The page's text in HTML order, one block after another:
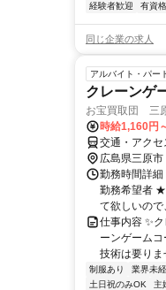
経験者歓迎
有資
同じ企業の求人
アルバイト・パー
クレーンゲ
お宝買取団 三
時給1,160円
交通・アク
広島県三原市
勤務時間詳
勤務希望者
て欲しいの
仕事内容 ✨
ーンゲーム
技術は要り
制服あり 業界未
土日祝のみOK
主